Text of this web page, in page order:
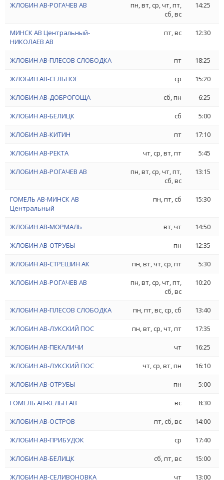
ЖЛОБИН АВ-РОГАЧЕВ АВ
пн, вт, ср, чт, пт,
сб, вс
14:25
МИНСК АВ Центральный-
НИКОЛАЕВ АВ
пт, вс 12:30
ЖЛОБИН АВ-ПЛЕСОВ СЛОБОДКА пт 18:25
ЖЛОБИН АВ-СЕЛЬНОЕ ср 15:20
ЖЛОБИН АВ-ДОБРОГОЩА сб, пн 6:25
ЖЛОБИН АВ-БЕЛИЦК сб 5:00
ЖЛОБИН АВ-КИТИН пт 17:10
ЖЛОБИН АВ-РЕКТА чт, ср, вт, пт 5:45
ЖЛОБИН АВ-РОГАЧЕВ АВ
пн, вт, ср, чт, пт,
сб, вс
13:15
ГОМЕЛЬ АВ-МИНСК АВ
Центральный
пн, пт, сб 15:30
ЖЛОБИН АВ-МОРМАЛЬ вт, чт 14:50
ЖЛОБИН АВ-ОТРУБЫ пн 12:35
ЖЛОБИН АВ-СТРЕШИН АК пн, вт, чт, ср, пт 5:30
ЖЛОБИН АВ-РОГАЧЕВ АВ
пн, вт, ср, чт, пт,
сб, вс
10:20
ЖЛОБИН АВ-ПЛЕСОВ СЛОБОДКА пн, пт, вс, ср, сб 13:40
ЖЛОБИН АВ-ЛУКСКИЙ ПОС пн, вт, ср, чт, пт 17:35
ЖЛОБИН АВ-ПЕКАЛИЧИ чт 16:25
ЖЛОБИН АВ-ЛУКСКИЙ ПОС чт, ср, вт, пн 16:10
ЖЛОБИН АВ-ОТРУБЫ пн 5:00
ГОМЕЛЬ АВ-КЕЛЬН АВ вс 8:30
ЖЛОБИН АВ-ОСТРОВ пт, сб, вс 14:00
ЖЛОБИН АВ-ПРИБУДОК ср 17:40
ЖЛОБИН АВ-БЕЛИЦК сб, пт, вс 15:00
ЖЛОБИН АВ-СЕЛИВОНОВКА чт 13:00